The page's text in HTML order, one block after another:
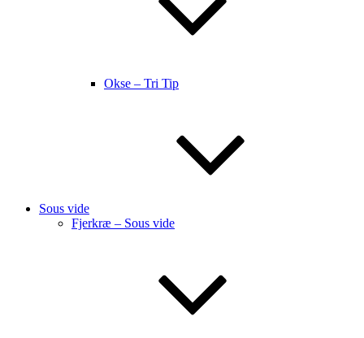
Okse – Tri Tip
Sous vide
Fjerkræ – Sous vide